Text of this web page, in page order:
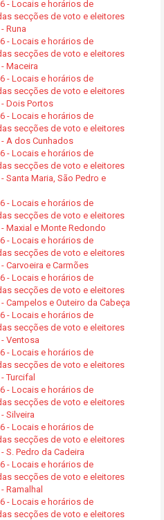
- Locais e horários de
secções de voto e eleitores
Runa
- Locais e horários de
secções de voto e eleitores
Maceira
- Locais e horários de
secções de voto e eleitores
Dois Portos
- Locais e horários de
secções de voto e eleitores
A dos Cunhados
- Locais e horários de
secções de voto e eleitores
Santa Maria, São Pedro e
- Locais e horários de
secções de voto e eleitores
Maxial e Monte Redondo
- Locais e horários de
secções de voto e eleitores
Carvoeira e Carmões
- Locais e horários de
secções de voto e eleitores
Campelos e Outeiro da Cabeça
- Locais e horários de
secções de voto e eleitores
Ventosa
- Locais e horários de
secções de voto e eleitores
Turcifal
- Locais e horários de
secções de voto e eleitores
Silveira
- Locais e horários de
secções de voto e eleitores
S. Pedro da Cadeira
- Locais e horários de
secções de voto e eleitores
Ramalhal
- Locais e horários de
secções de voto e eleitores